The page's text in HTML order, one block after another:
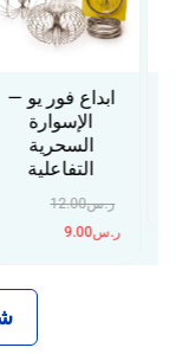
ابداع فور يو —
الإسوارة
السحرية
التفاعلية
ر.س12.00
ر.س9.00